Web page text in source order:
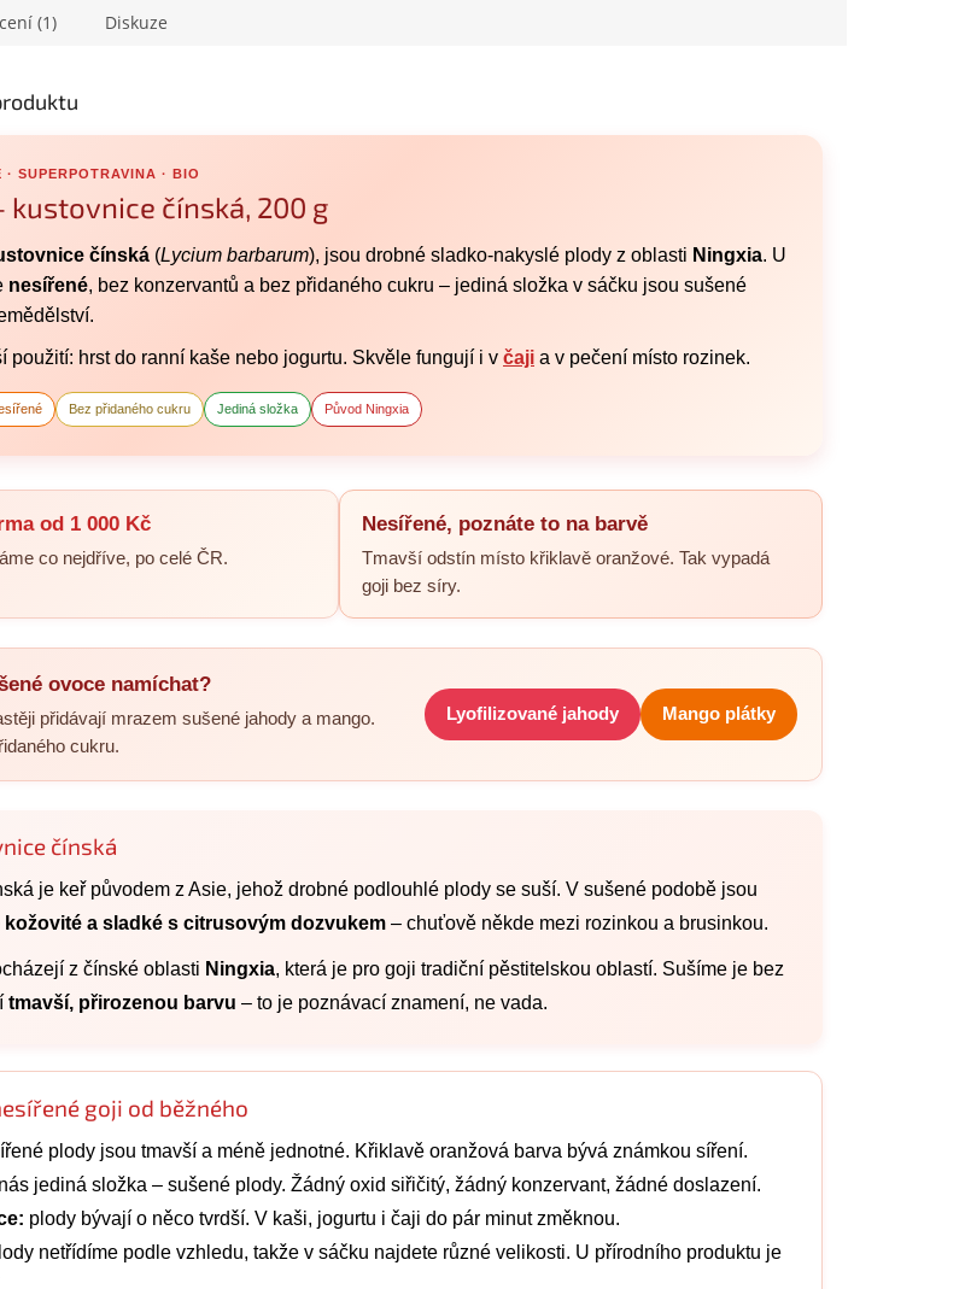
(1) Diskuze
· SUPERPOTRAVINA · BIO
kustovnice čínská, 200 g
čínská (Lycium barbarum), jsou drobné sladko-nakyslé plody z oblasti Ningxia. U
nesířené, bez konzervantů a bez přidaného cukru – jediná složka v sáčku jsou sušené
použití: hrst do ranní kaše nebo jogurtu. Skvěle fungují i v čaji a v pečení místo rozinek.
Bez přidaného cukru Jediná složka Původ Ningxia
od 1 000 Kč
co nejdříve, po celé ČR.
Nesířené, poznáte to na barvě
Tmavší odstín místo křiklavě oranžové. Tak vypadá
goji bez síry.
ovoce namíchat?
přidávají mrazem sušené jahody a mango.
cukru.
Lyofilizované jahody Mango plátky
čínská
je keř původem z Asie, jehož drobné podlouhlé plody se suší. V sušené podobě jsou
kožovité a sladké s citrusovým dozvukem – chuťově někde mezi rozinkou a brusinkou.
z čínské oblasti Ningxia, která je pro goji tradiční pěstitelskou oblastí. Sušíme je bez
tmavší, přirozenou barvu – to je poznávací znamení, ne vada.
goji od běžného
plody jsou tmavší a méně jednotné. Křiklavě oranžová barva bývá známkou síření.
jediná složka – sušené plody. Žádný oxid siřičitý, žádný konzervant, žádné doslazení.
plody bývají o něco tvrdší. V kaši, jogurtu i čaji do pár minut změknou.
netřídíme podle vzhledu, takže v sáčku najdete různé velikosti. U přírodního produktu je